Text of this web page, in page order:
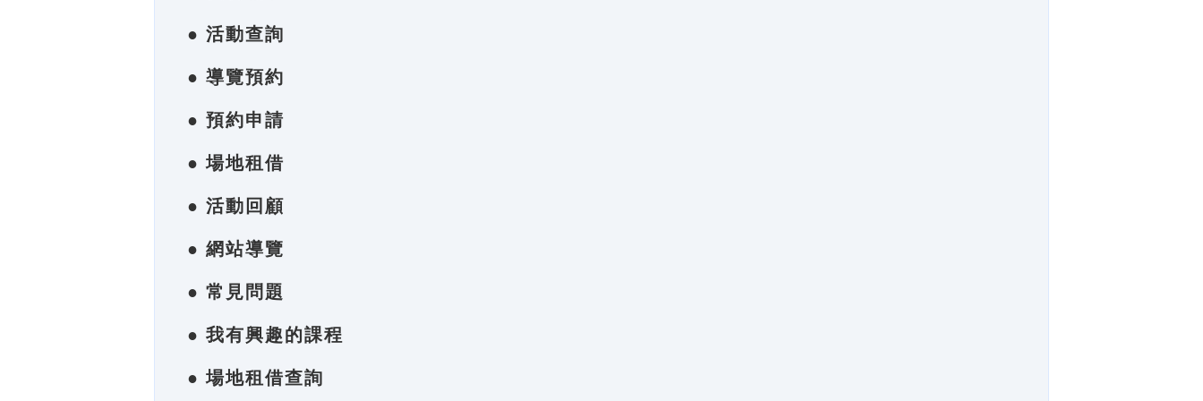
● 活動查詢
● 導覽預約
● 預約申請
● 場地租借
● 活動回顧
● 網站導覽
● 常見問題
● 我有興趣的課程
● 場地租借查詢